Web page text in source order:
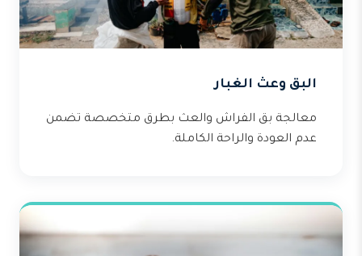
البق وعث الغبار
معالجة بق الفراش والعث بطرق متخصصة تضمن
عدم العودة والراحة الكاملة.